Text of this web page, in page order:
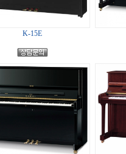
K-15E